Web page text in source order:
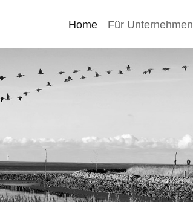
Home Für Unternehmen